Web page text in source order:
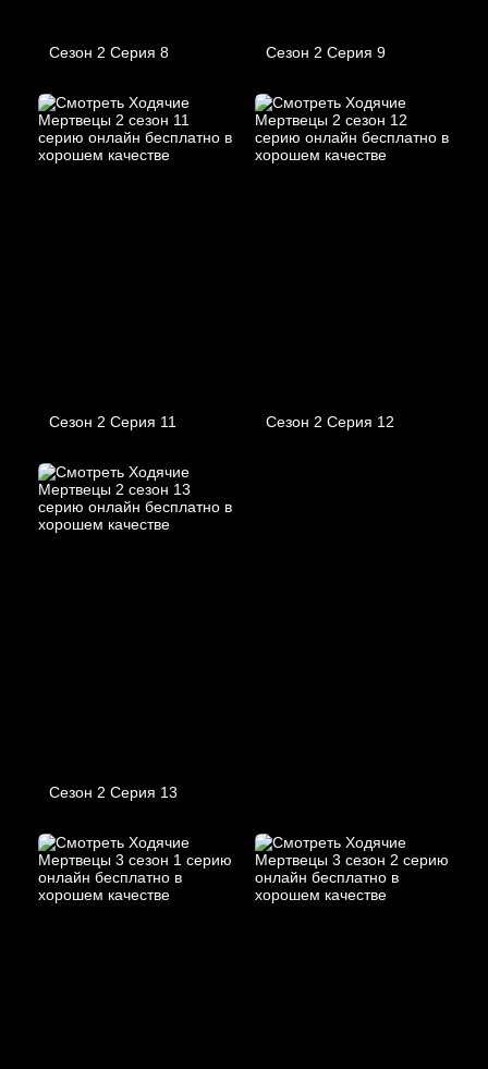
Сезон 2 Серия 8 Сезон 2 Серия 9
Сезон 2 Серия 11 Сезон 2 Серия 12
Сезон 2 Серия 13